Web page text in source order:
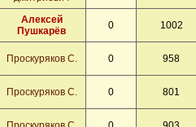
Алексей
Пушкарёв
0 1002
Проскуряков С. 0 958
Проскуряков С. 0 801